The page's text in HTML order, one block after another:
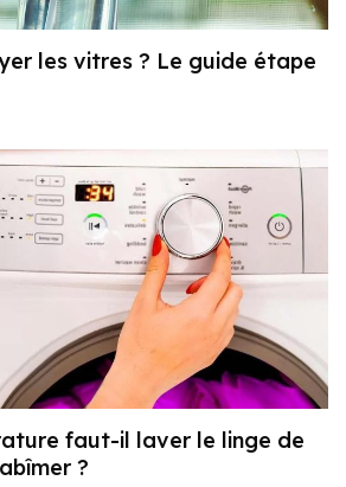
les vitres ? Le guide étape
faut-il laver le linge de
?